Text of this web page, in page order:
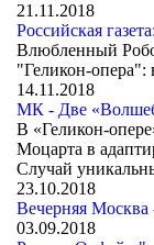
21.11.2018
Российская
Влюбленный
"Геликон-опера":
14.11.2018
МК - Две
В «Геликон-
Моцарта в
Случай
23.10.2018
Вечерняя Москва
03.09.2018